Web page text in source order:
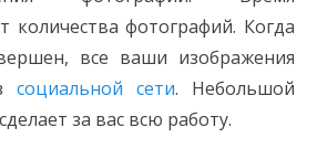
количества фотографий. Когда
все ваши изображения
социальной сети. Небольшой
за вас всю работу.